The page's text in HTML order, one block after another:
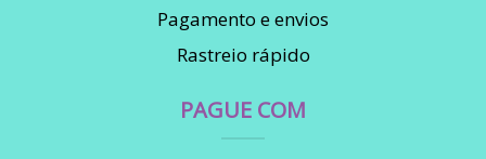
Pagamento e envios
Rastreio rápido
PAGUE COM